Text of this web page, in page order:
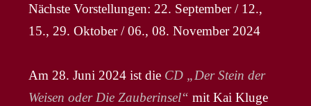
Nächste Vorstellungen: 22. September / 12.,
15., 29. Oktober / 06., 08. November 2024
Am 28. Juni 2024 ist die CD „Der Stein der
Weisen oder Die Zauberinsel“ mit Kai Kluge